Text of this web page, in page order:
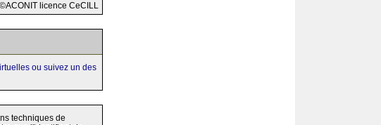
licence CeCILL
ou suivez un des
techniques de